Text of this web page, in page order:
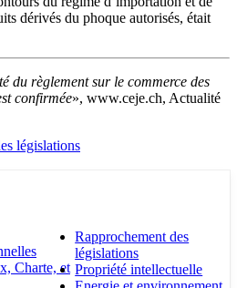
dérivés du phoque autorisés, était
du règlement sur le commerce des
confirmée», www.ceje.ch, Actualité
législations
Charte, et
Rapprochement des
législations
Propriété intellectuelle